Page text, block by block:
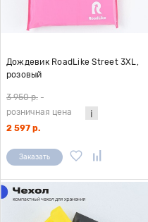
Дождевик RoadLike Street 3XL,
розовый
3 950 р. -
розничная цена
2 597 р.
Заказать